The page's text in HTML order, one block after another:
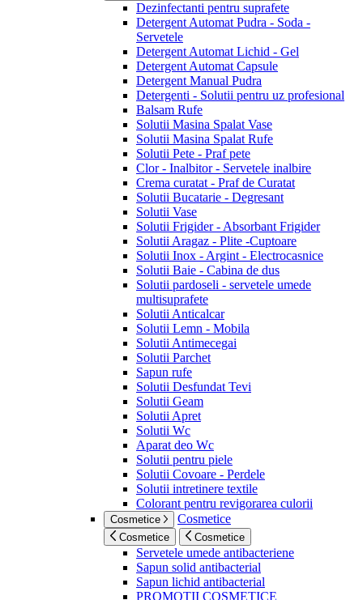
Dezinfectanti pentru suprafete
Detergent Automat Pudra - Soda -
Servetele
Detergent Automat Lichid - Gel
Detergent Automat Capsule
Detergent Manual Pudra
Detergenti - Solutii pentru uz profesional
Balsam Rufe
Solutii Masina Spalat Vase
Solutii Masina Spalat Rufe
Solutii Pete - Praf pete
Clor - Inalbitor - Servetele inalbire
Crema curatat - Praf de Curatat
Solutii Bucatarie - Degresant
Solutii Vase
Solutii Frigider - Absorbant Frigider
Solutii Aragaz - Plite -Cuptoare
Solutii Inox - Argint - Electrocasnice
Solutii Baie - Cabina de dus
Solutii pardoseli - servetele umede
multisuprafete
Solutii Anticalcar
Solutii Lemn - Mobila
Solutii Antimecegai
Solutii Parchet
Sapun rufe
Solutii Desfundat Tevi
Solutii Geam
Solutii Apret
Solutii Wc
Aparat deo Wc
Solutii pentru piele
Solutii Covoare - Perdele
Solutii intretinere textile
Colorant pentru revigorarea culorii
Cosmetice Cosmetice
Cosmetice Cosmetice
Servetele umede antibacteriene
Sapun solid antibacterial
Sapun lichid antibacterial
PROMOTII COSMETICE